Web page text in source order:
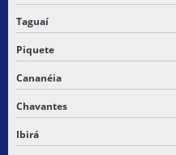
Taguaí
Piquete
Cananéia
Chavantes
Ibirá